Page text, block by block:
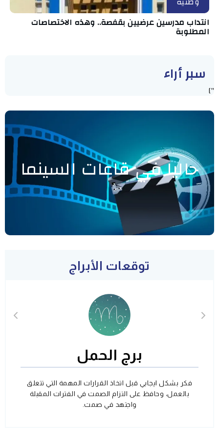
انتداب مدرسين عرضيين بقفصة.. وهذه الاختصاصات
المطلوبة
سبر أراء
"]
حاليا في قاعات السينما
توقعات الأبراج
برج الحمل
فكر بشكل ايجابي قبل اتخاذ القرارات المهمة التي تتعلق
بالعمل، وحافظ على التزام الصمت في الفترات المقبلة
واجتهد في صمت.